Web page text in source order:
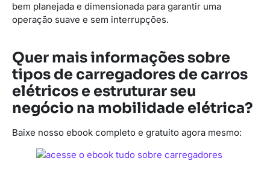
bem planejada e dimensionada para garantir uma
operação suave e sem interrupções.
Quer mais informações sobre
tipos de carregadores de carros
elétricos e estruturar seu
negócio na mobilidade elétrica?
Baixe nosso ebook completo e gratuito agora mesmo: